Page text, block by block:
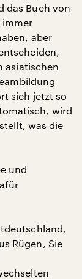
das Buch von
immer
aber
asiatischen
sich jetzt so
wird
was die
und
Rügen, Sie